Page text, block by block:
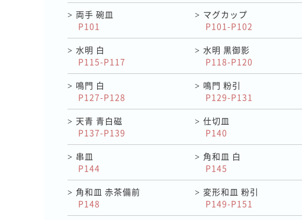
> 両手 碗皿
P101
> マグカップ
P101-P102
> 水明 白
P115-P117
> 水明 黒御影
P118-P120
> 鳴門 白
P127-P128
> 鳴門 粉引
P129-P131
> 天青 青白磁
P137-P139
> 仕切皿
P140
> 串皿
P144
> 角和皿 白
P145
> 角和皿 赤茶備前
P148
> 変形和皿 粉引
P149-P151